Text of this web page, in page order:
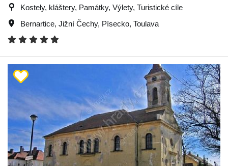
Kostely, kláštery, Památky, Výlety, Turistické cíle
Bernartice, Jižní Čechy, Písecko, Toulava